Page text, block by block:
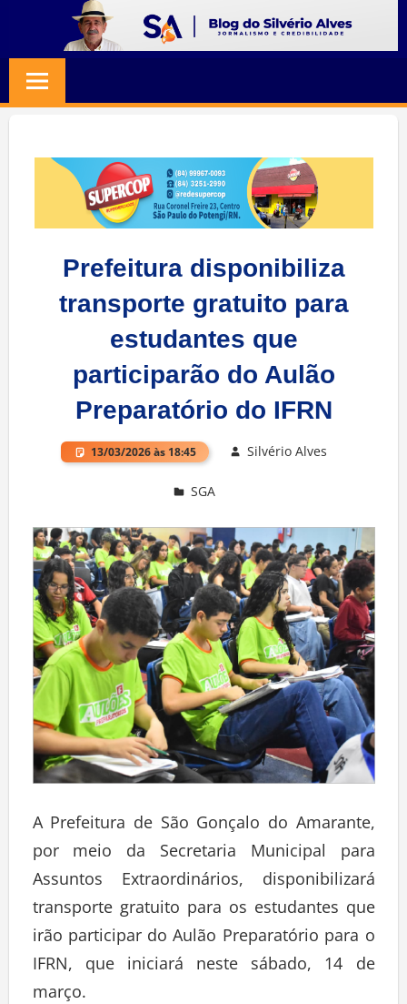
content
SILVERIO
ALVES
Jornalismo
Credibilidade
Prefeitura disponibiliza
transporte gratuito para
estudantes que
participarão do Aulão
Preparatório do IFRN
13/03/2026 às 18:45 Silvério Alves
SGA
A Prefeitura de São Gonçalo do Amarante,
por meio da Secretaria Municipal para
Assuntos Extraordinários, disponibilizará
transporte gratuito para os estudantes que
irão participar do Aulão Preparatório para o
IFRN, que iniciará neste sábado, 14 de
março.